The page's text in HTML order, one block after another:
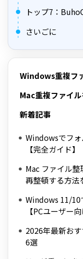
トップ7：
さいごに
Windows重複フ
Mac重複ファイ
新着記事
Windowsでフ
【完全ガイド】
Mac ファイル
再整頓する方法
Windows 11/10
【PCユーザー向
2026年最新お
6選